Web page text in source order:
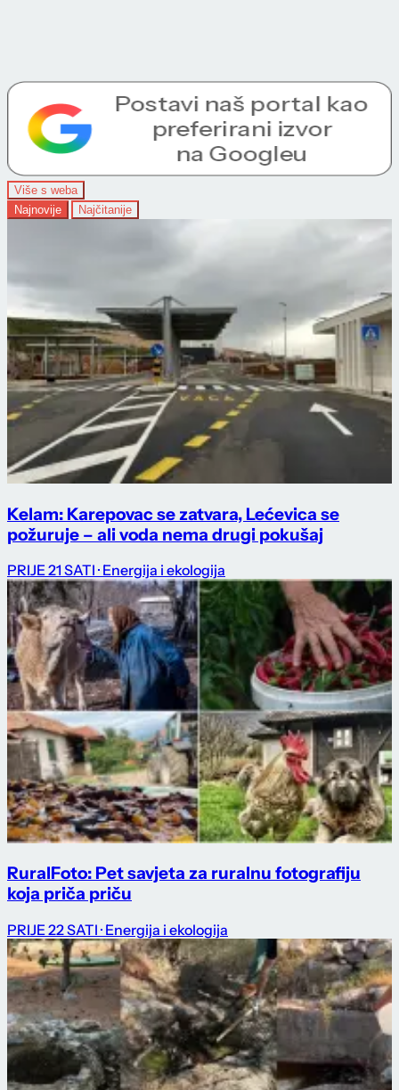
Više s weba
Najnovije
Najčitanije
Kelam: Karepovac se zatvara, Lećevica se
požuruje – ali voda nema drugi pokušaj
PRIJE 21 SATI · Energija i ekologija
RuralFoto: Pet savjeta za ruralnu fotografiju
koja priča priču
PRIJE 22 SATI · Energija i ekologija